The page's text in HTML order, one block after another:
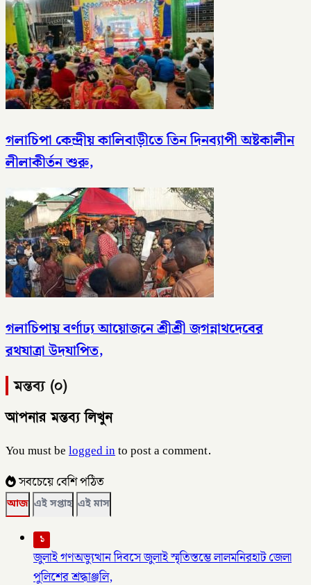
গলাচিপা কেন্দ্রীয় কালিবাড়ীতে তিন দিনব্যাপী অষ্টকালীন
লীলাকীর্তন শুরু,
গলাচিপায় বর্ণাঢ্য আয়োজনে শ্রীশ্রী জগন্নাথদেবের
রথযাত্রা উদযাপিত,
মন্তব্য (০)
আপনার মন্তব্য লিখুন
You must belogged into post a comment.
সবচেয়ে বেশি পঠিত
আজ এই সপ্তাহ এই মাস
১
জুলাই গণঅভ্যুত্থান দিবসে জুলাই স্মৃতিস্তম্ভে লালমনিরহাট জেলা
পুলিশের শ্রদ্ধাঞ্জলি,